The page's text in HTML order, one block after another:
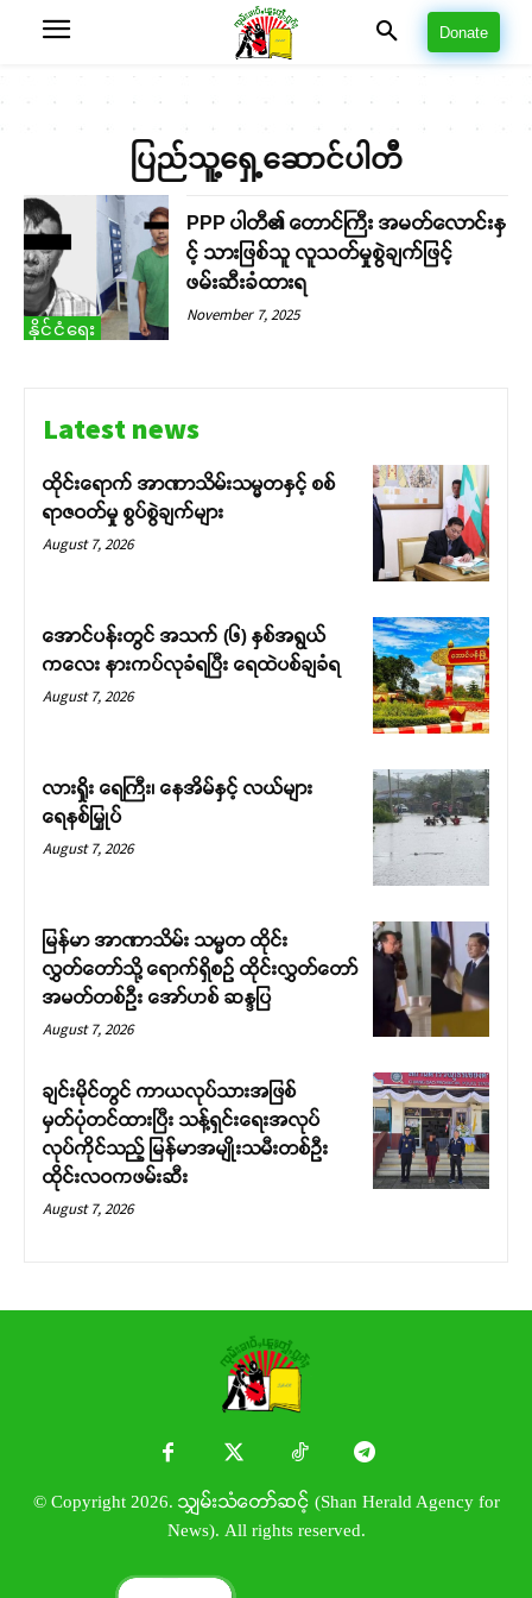
Donate
ပြည်သူ့ရှေ့ဆောင်ပါတီ
နိုင်ငံရေး
PPP ပါတီ၏ တောင်ကြီး အမတ်လောင်းနှ
င့် သားဖြစ်သူ လူသတ်မှုစွဲချက်ဖြင့်
ဖမ်းဆီးခံထားရ
November 7, 2025
Latest news
ထိုင်းရောက် အာဏာသိမ်းသမ္မတနှင့် စစ်
ရာဇဝတ်မှု စွပ်စွဲချက်များ
August 7, 2026
အောင်ပန်းတွင် အသက် (၆) နှစ်အရွယ်
ကလေး နားကပ်လုခံရပြီး ရေထဲပစ်ချခံရ
August 7, 2026
လားရှိုး ရေကြီး၊ နေအိမ်နှင့် လယ်များ
ရေနစ်မြှုပ်
August 7, 2026
မြန်မာ အာဏာသိမ်း သမ္မတ ထိုင်း
လွှတ်တော်သို့ ရောက်ရှိစဉ် ထိုင်းလွှတ်တော်
အမတ်တစ်ဦး အော်ဟစ် ဆန္ဒပြ
August 7, 2026
ချင်းမိုင်တွင် ကာယလုပ်သားအဖြစ်
မှတ်ပုံတင်ထားပြီး သန့်ရှင်းရေးအလုပ်
လုပ်ကိုင်သည့် မြန်မာအမျိုးသမီးတစ်ဦး
ထိုင်းလဝကဖမ်းဆီး
August 7, 2026
© Copyright 2026. သျှမ်းသံတော်ဆင့် (Shan Herald Agency for
News). All rights reserved.